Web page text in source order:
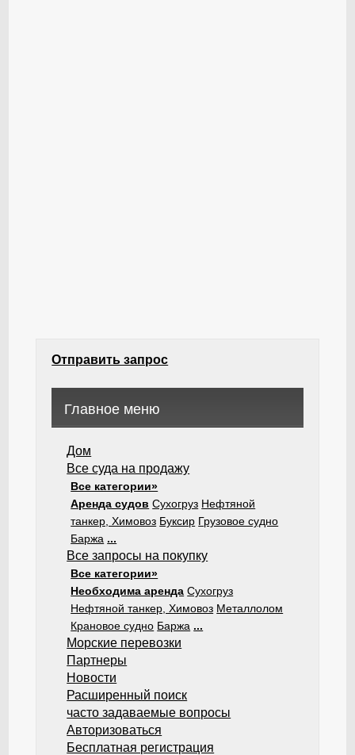
Отправить запрос
Главное меню
Дом
Все суда на продажу
Все категории»
Аренда судов Сухогруз Нефтяной
танкер, Химовоз Буксир Грузовое судно
Баржа ...
Все запросы на покупку
Все категории»
Необходима аренда Сухогруз
Нефтяной танкер, Химовоз Металлолом
Крановое судно Баржа ...
Морские перевозки
Партнеры
Новости
Расширенный поиск
часто задаваемые вопросы
Авторизоваться
Бесплатная регистрация